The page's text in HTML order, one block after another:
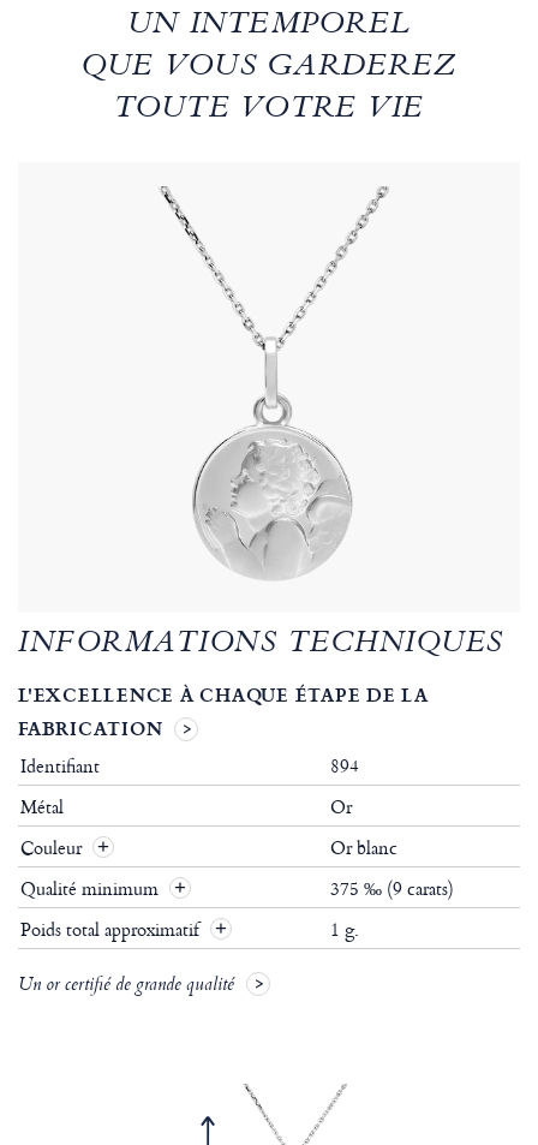
UN INTEMPOREL
QUE VOUS GARDEREZ
TOUTE VOTRE VIE
INFORMATIONS TECHNIQUES
L'EXCELLENCE À CHAQUE ÉTAPE DE LA
FABRICATION
Identifiant
894
Métal
Or
Couleur
Or blanc
Qualité minimum
375 ‰ (9 carats)
Poids total approximatif
1 g.
Un or certifié de grande qualité